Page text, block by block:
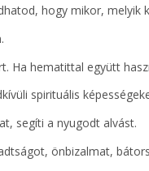
hogy mikor, melyik
Ha hematittal együtt
spirituális
segíti a nyugodt alvást.
önbizalmat,